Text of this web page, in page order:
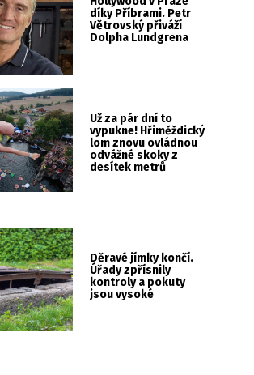
díky Příbrami. Petr
Větrovský přiváží
Dolpha Lundgrena
Už za pár dní to
vypukne! Hřiměždický
lom znovu ovládnou
odvážné skoky z
desítek metrů
Děravé jímky končí.
Úřady zpřísnily
kontroly a pokuty
jsou vysoké